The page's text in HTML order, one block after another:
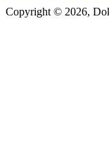
Copyright © 2026,